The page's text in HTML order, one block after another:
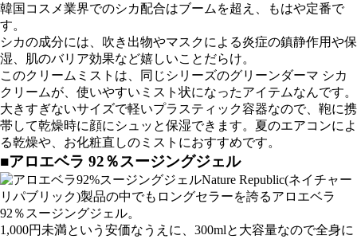
韓国コスメ業界でのシカ配合はブームを超え、もはや定番で
す。
シカの成分には、 吹き出物やマスクによる炎症の鎮静作用や保
湿、肌のバリア効果など嬉しいことだらけ。
このクリームミストは、同じシリーズのグリーンダーマ シカ
クリームが、使いやすいミスト状になったアイテムなんです。
大きすぎないサイズで軽いプラスティック容器なので、鞄に携
帯して乾燥時に顔にシュッと保湿できます。夏のエアコンによ
る乾燥や、お化粧直しのミストにおすすめです。
■アロエベラ 92％スージングジェル
Nature Republic(ネイチャー
リパブリック)製品の中でもロングセラーを誇るアロエベラ
92％スージングジェル。
1,000円未満という安価なうえに、300mlと大容量なので全身に